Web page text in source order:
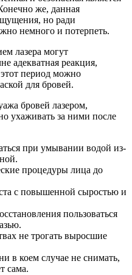
же, данная
но ради
немного и потерпеть.
лазера могут
адекватная реакция,
период можно
для бровей.
бровей лазером,
ухаживать за ними после
при умывании водой из-
процедуры лица до
с повышенной сыростью и
пользоваться
не трогать выросшие
в коем случае не снимать,
сама.